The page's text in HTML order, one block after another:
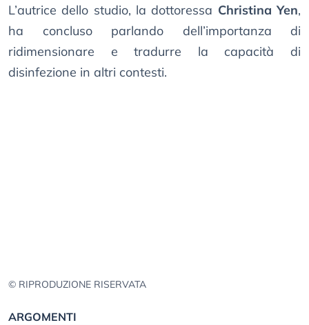
L’autrice dello studio, la dottoressa Christina Yen,
ha concluso parlando dell’importanza di
ridimensionare e tradurre la capacità di
disinfezione in altri contesti.
© RIPRODUZIONE RISERVATA
ARGOMENTI